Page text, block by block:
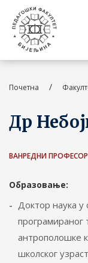
Почетна /
Др
ВАНРЕДНИ ПРОФЕСОР
Образовање:
Доктор наука у
антрополошке
школског